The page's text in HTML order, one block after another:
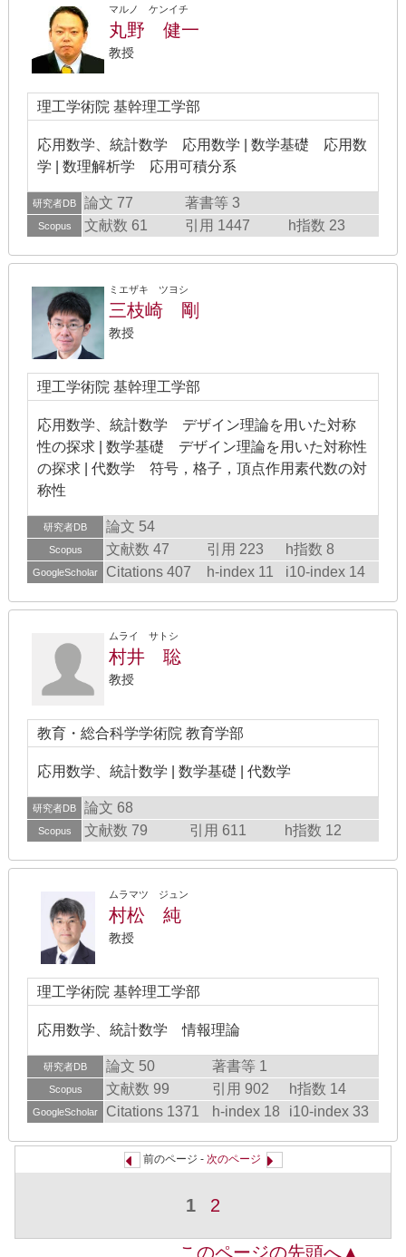
マルノ ケンイチ
丸野 健一
教授
理工学術院 基幹理工学部
応用数学、統計数学 応用数学 | 数学基礎 応用数
学 | 数理解析学 応用可積分系
研究者DB 論文 77 著書等 3
Scopus 文献数 61 引用 1447 h指数 23
ミエザキ ツヨシ
三枝崎 剛
教授
理工学術院 基幹理工学部
応用数学、統計数学 デザイン理論を用いた対称
性の探求 | 数学基礎 デザイン理論を用いた対称性
の探求 | 代数学 符号，格子，頂点作用素代数の対
称性
研究者DB 論文 54
Scopus 文献数 47 引用 223 h指数 8
GoogleScholar Citations 407 h-index 11 i10-index 14
ムライ サトシ
村井 聡
教授
教育・総合科学学術院 教育学部
応用数学、統計数学 | 数学基礎 | 代数学
研究者DB 論文 68
Scopus 文献数 79 引用 611 h指数 12
ムラマツ ジュン
村松 純
教授
理工学術院 基幹理工学部
応用数学、統計数学 情報理論
研究者DB 論文 50 著書等 1
Scopus 文献数 99 引用 902 h指数 14
GoogleScholar Citations 1371 h-index 18 i10-index 33
前のページ - 次のページ
1 2
このページの先頭へ▲